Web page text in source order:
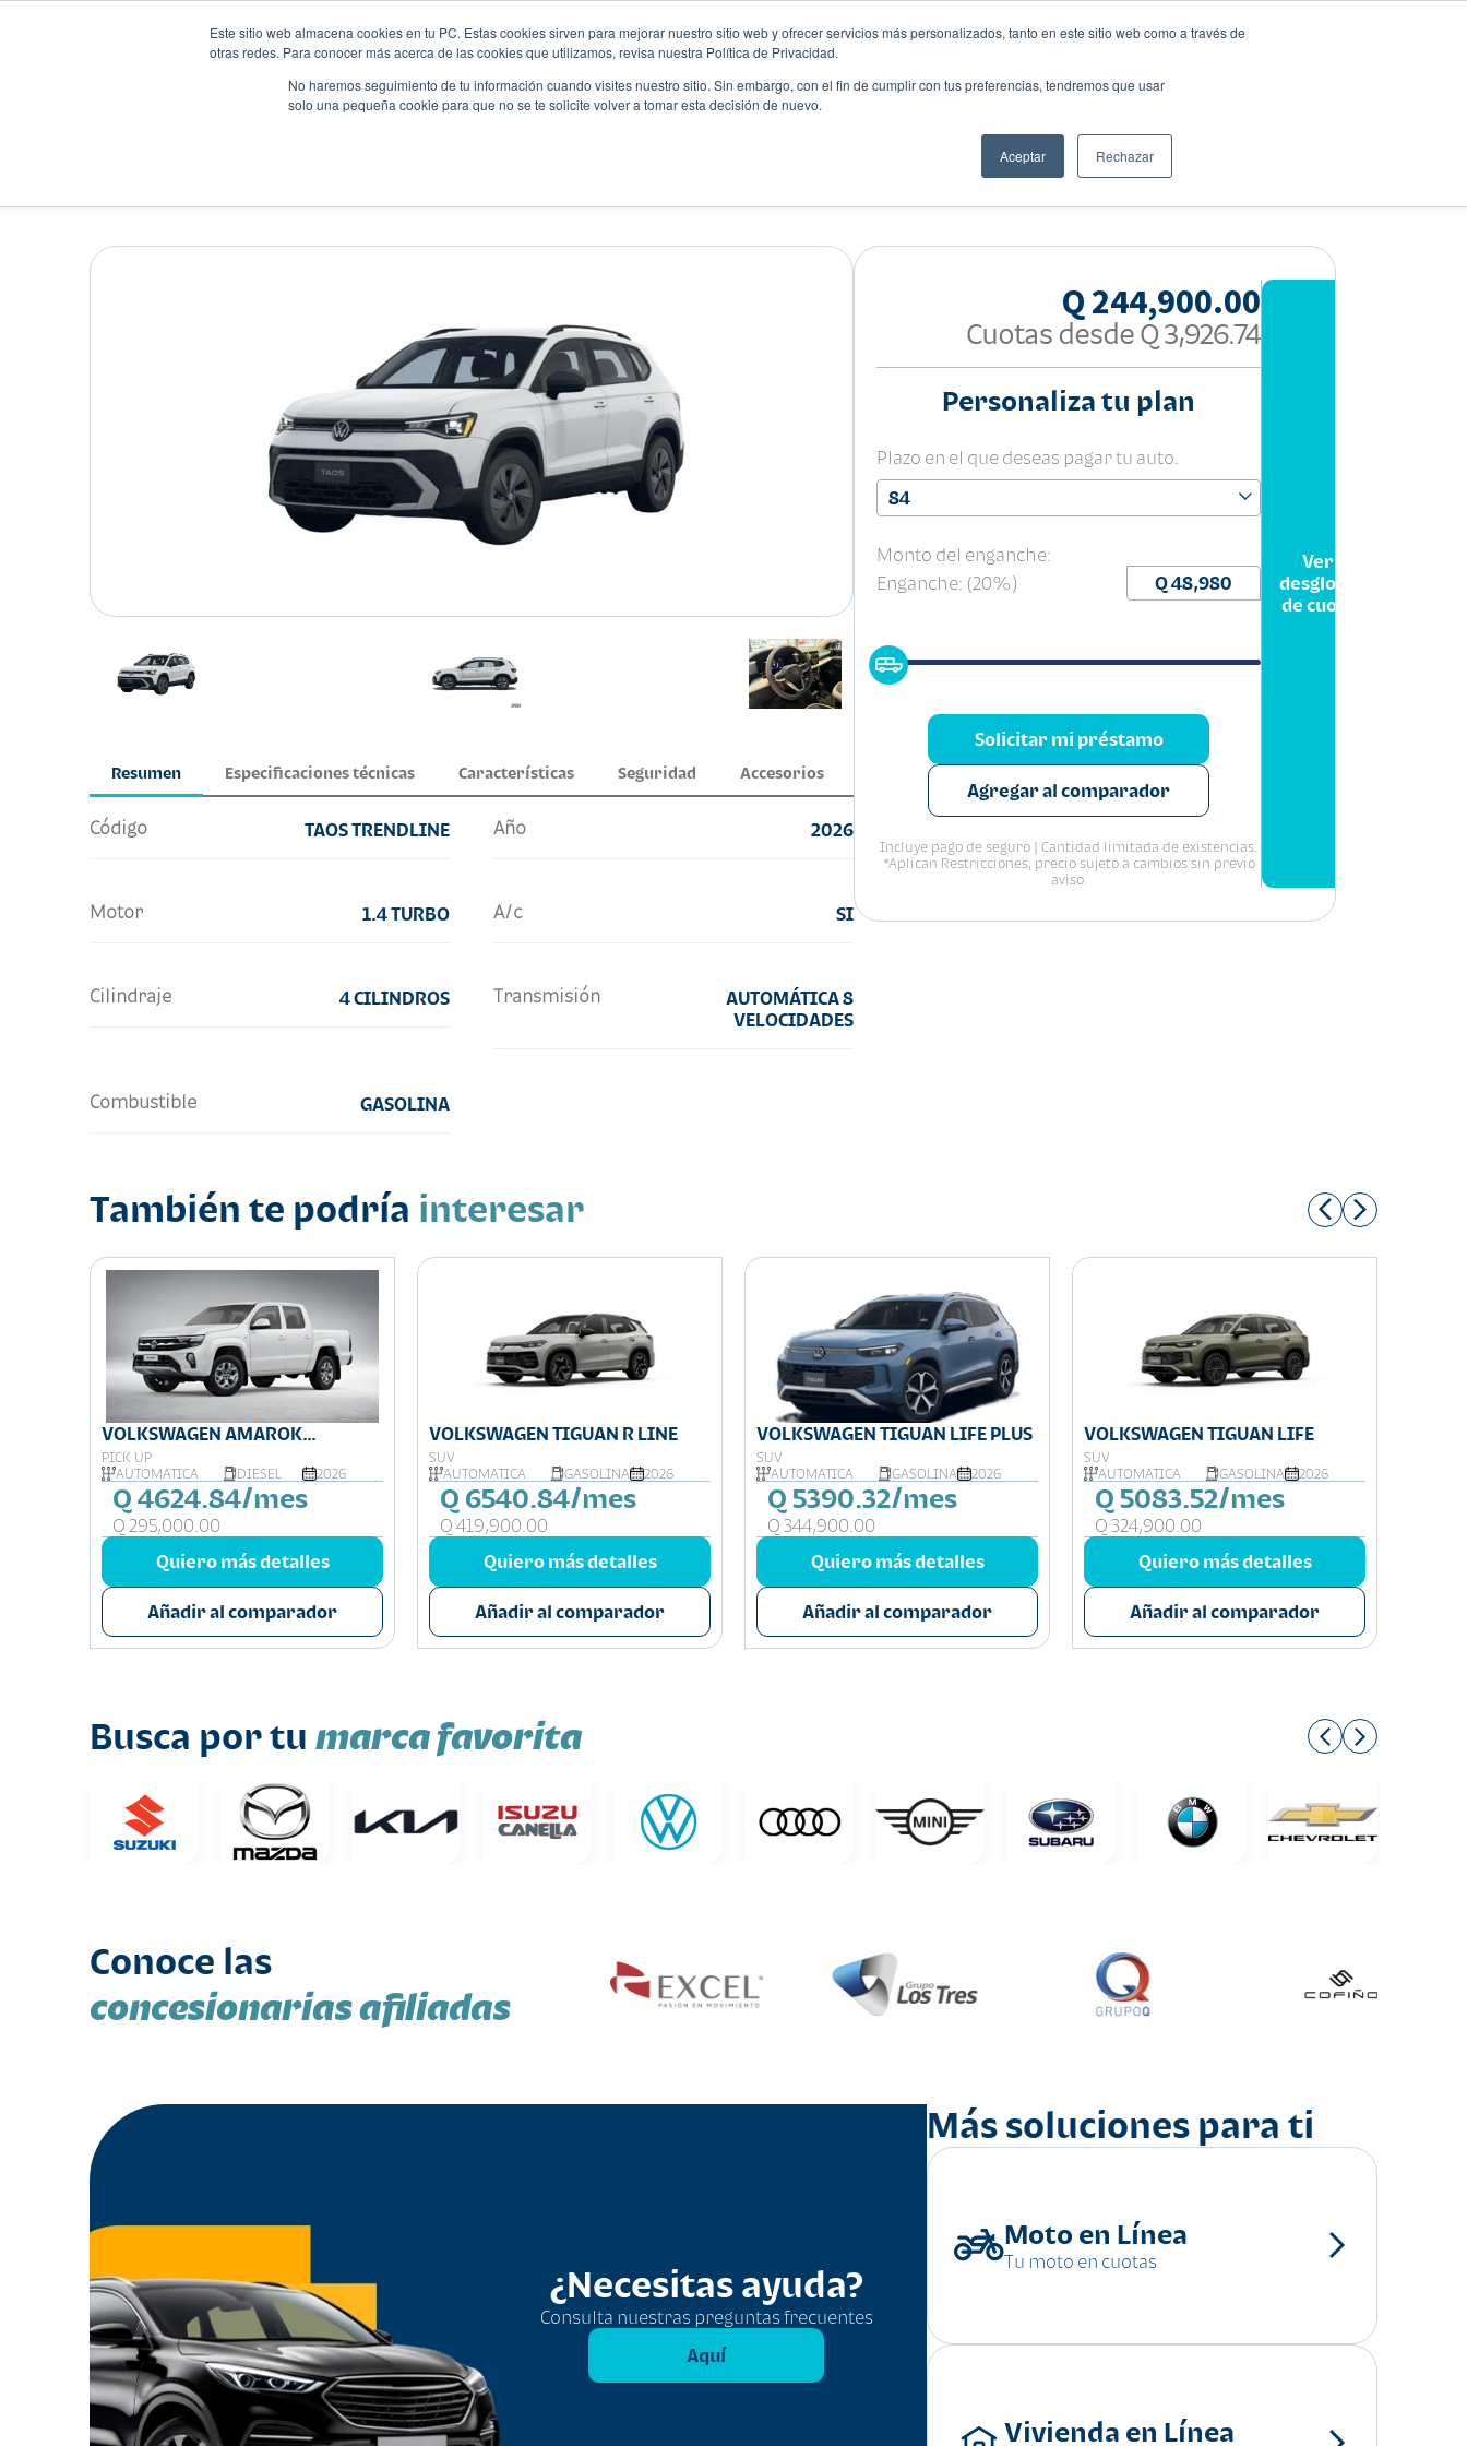
Este sitio web almacena cookies en tu PC. Estas cookies sirven para mejorar nuestro sitio web y ofrecer servicios más personalizados, tanto en este sitio web como a través de
otras redes. Para conocer más acerca de las cookies que utilizamos, revisa nuestra Política de Privacidad.
No haremos seguimiento de tu información cuando visites nuestro sitio. Sin embargo, con el fin de cumplir con tus preferencias, tendremos que usar
solo una pequeña cookie para que no se te solicite volver a tomar esta decisión de nuevo.
Aceptar Rechazar
Compartir:
Resumen Especificaciones técnicas Características Seguridad Accesorios
Código TAOS TRENDLINE Año 2026
Motor 1.4 TURBO A/c SI
Cilindraje 4 CILINDROS Transmisión
AUTOMÁTICA 8
VELOCIDADES
Combustible GASOLINA
Q 244,900.00
Cuotas desde Q 3,926.74
Personaliza tu plan
Plazo en el que deseas pagar tu auto.
84
Monto del enganche:
Enganche: (20%)
Solicitar mi préstamo
Agregar al comparador
Incluye pago de seguro | Cantidad limitada de existencias.
*Aplican Restricciones, precio sujeto a cambios sin previo
aviso.
Ver
desglose
de cuota
También te podría interesar
VOLKSWAGEN AMAROK
COMFORTLINE
PICK UP
AUTOMÁTICA
DIESEL 2026
Q 4624.84/mes
Q 295,000.00
Quiero más detalles
Añadir al comparador
VOLKSWAGEN TIGUAN R LINE
SUV
AUTOMÁTICA
GASOLINA 2026
Q 6540.84/mes
Q 419,900.00
Quiero más detalles
Añadir al comparador
VOLKSWAGEN TIGUAN LIFE PLUS
SUV
AUTOMÁTICA
GASOLINA 2026
Q 5390.32/mes
Q 344,900.00
Quiero más detalles
Añadir al comparador
VOLKSWAGEN TIGUAN LIFE
SUV
AUTOMÁTICA
GASOLINA 2026
Q 5083.52/mes
Q 324,900.00
Quiero más detalles
Añadir al comparador
Busca por tu marca favorita
Conoce las
concesionarias afiliadas
¿Necesitas ayuda?
Consulta nuestras preguntas frecuentes
Aquí
Más soluciones para ti
Moto en Línea
Tu moto en cuotas
Vivienda en Línea